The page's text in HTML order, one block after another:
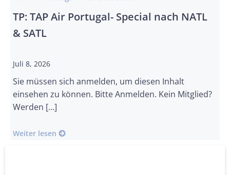
TP: TAP Air Portugal- Special nach NATL
& SATL
Juli 8, 2026
Sie müssen sich anmelden, um diesen Inhalt
einsehen zu können. Bitte Anmelden. Kein Mitglied?
Werden […]
Weiter lesen